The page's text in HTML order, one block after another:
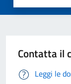
Contatta il
Leggi le